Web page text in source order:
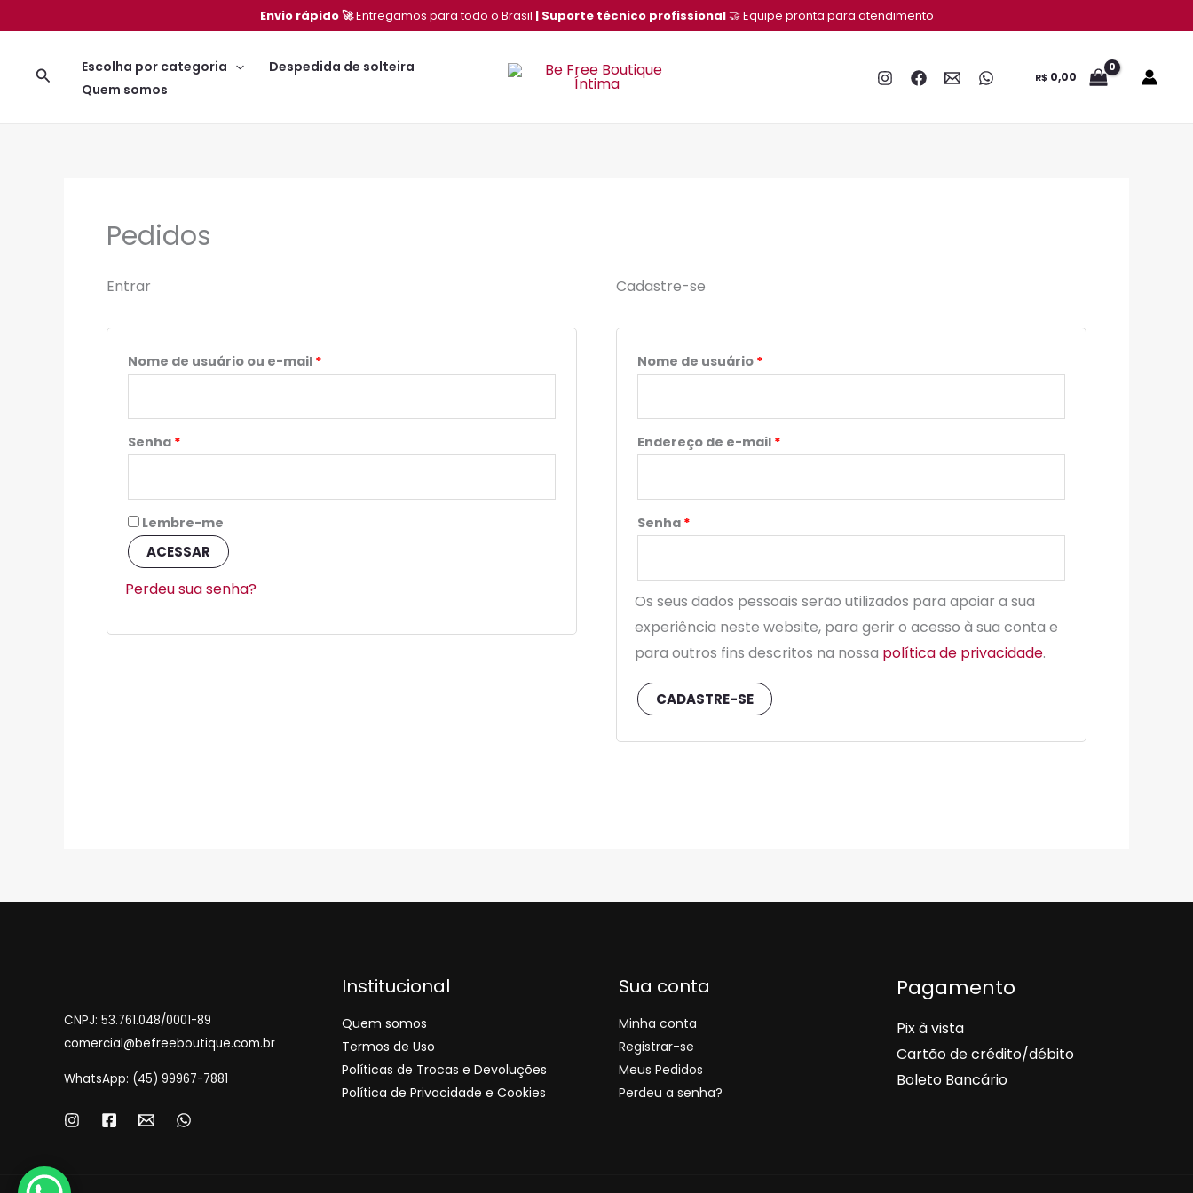
para
conteúdo
Envio rápido 🚀Entregamos para todo o Brasil | Suporte técnico profissional🤝 Equipe pronta para atendimento
PesquisarEscolha por categoria
Despedida de solteira
Quem somos
R$ 0,00
Pedidos
Entrar
Nome de usuário ou e-mail *
Obrigatório
Senha *
Lembre-me
ACESSAR
Perdeu sua senha?
Cadastre-se
Nome de usuário *
Obrigatório
Endereço de e-mail *
Obrigatório
Senha *
Obrigatório
Os seus dados pessoais serão utilizados para apoiar a sua
experiência neste website, para gerir o acesso à sua conta e
para outros fins descritos na nossa política de privacidade.
CADASTRE-SE
CNPJ: 53.761.048/0001-89
comercial@befreeboutique.com.br
WhatsApp: (45) 99967-7881
Institucional
Quem somos
Termos de Uso
Políticas de Trocas e Devoluções
Política de Privacidade e Cookies
Sua conta
Minha conta
Registrar-se
Meus Pedidos
Perdeu a senha?
Pagamento
Pix à vista
Cartão de crédito/débito
Boleto Bancário